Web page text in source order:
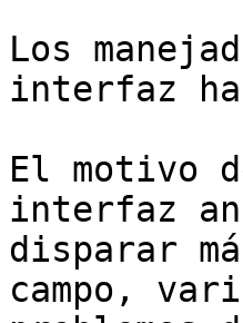
Los
interfaz
El motivo
interfaz
disparar
campo,